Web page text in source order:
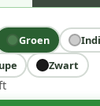
Groen
Zwart